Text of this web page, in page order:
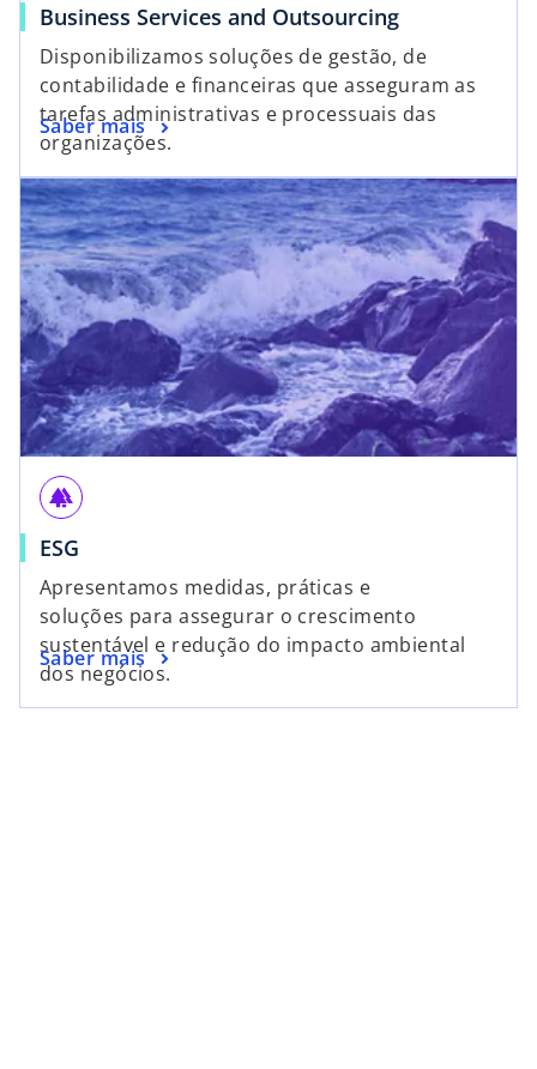
Business Services and Outsourcing
Disponibilizamos soluções de gestão, de
contabilidade e financeiras que asseguram as
tarefas administrativas e processuais das
organizações.
Saber mais
forest
ESG
Apresentamos medidas, práticas e
soluções para assegurar o crescimento
sustentável e redução do impacto ambiental
dos negócios.
Saber mais